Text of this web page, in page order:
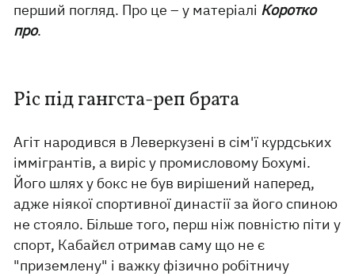
перший погляд. Про це – у матеріалі Коротко
про.
Ріс під гангста-реп брата
Агіт народився в Леверкузені в сім'ї курдських
іммігрантів, а виріс у промисловому Бохумі.
Його шлях у бокс не був вирішений наперед,
адже ніякої спортивної династії за його спиною
не стояло. Більше того, перш ніж повністю піти у
спорт, Кабайєл отримав саму що не є
"приземлену" і важку фізично робітничу